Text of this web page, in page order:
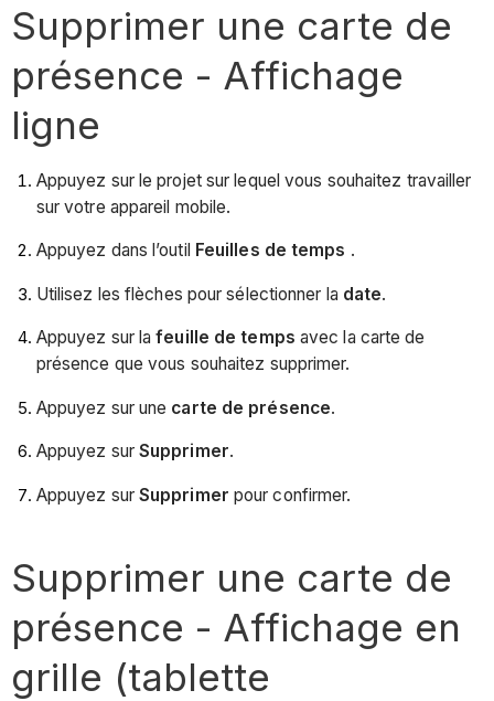
Supprimer une carte de
présence - Affichage
ligne
Appuyez sur le projet sur lequel vous souhaitez travailler
sur votre appareil mobile.
Appuyez dans l’outil Feuilles de temps .
Utilisez les flèches pour sélectionner la date.
Appuyez sur lafeuille de temps avec la carte de
présence que vous souhaitez supprimer.
Appuyez sur une carte de présence.
Appuyez sur Supprimer.
Appuyez sur Supprimer pour confirmer.
Supprimer une carte de
présence - Affichage en
grille (tablette